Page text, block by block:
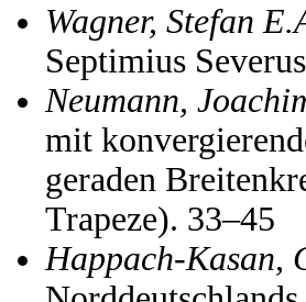
Wagner, Stefan
Septimius
Neumann,
mit
geraden
Trapeze). 33–45
Happach-Kasan,